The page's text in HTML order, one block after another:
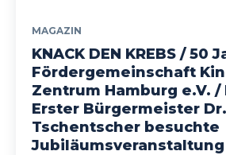
MAGAZIN
KNACK DEN KREBS / 50
Fördergemeinschaft
Zentrum Hamburg e.V. /
Erster Bürgermeister
Tschentscher besuchte
Jubiläumsveranstaltung